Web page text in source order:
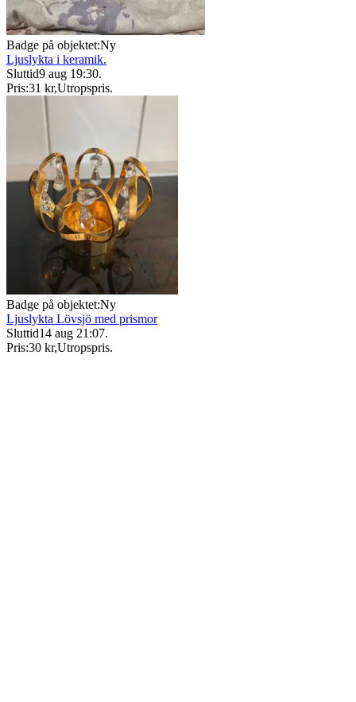
Badge på objektet:Ny
Ljuslykta i keramik.
Sluttid9 aug 19:30.
Pris:31 kr,Utropspris.
Badge på objektet:Ny
Ljuslykta Lövsjö med prismor
Sluttid14 aug 21:07.
Pris:30 kr,Utropspris.